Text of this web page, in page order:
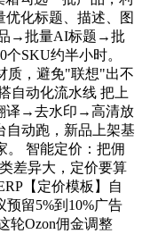
优化标题、描述、图
品→批量AI标题→批
SKU约半小时。
质，避免"联想"出不
自动化流水线 把上
译→去水印→高清放
动跑，新品上架基
。 智能定价：把佣
差异大，定价要算
【定价模板】自
留5%到10%广告
轮Ozon佣金调整